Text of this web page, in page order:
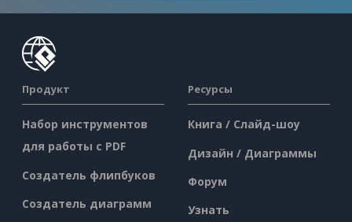
Продукт
Набор инструментов
для работы с PDF
Создатель флипбуков
Создатель диаграмм
Ресурсы
Книга / Слайд-шоу
Дизайн / Диаграммы
Форум
Узнать